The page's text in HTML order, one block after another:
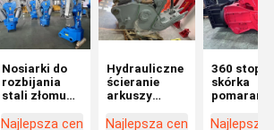
Nosiarki do
rozbijania
stali złomu
hydrauliczne
Najlepsza cena
Hydrauliczne
ścieranie
arkuszy
ścieranie
Najlepsza cena
360 stopni
skórka
metalowy
Najlepsza